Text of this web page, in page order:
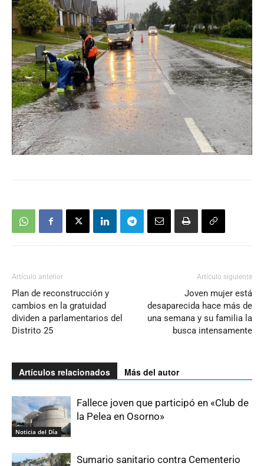
Artículo anterior
Plan de reconstrucción y
cambios en la gratuidad
dividen a parlamentarios del
Distrito 25
Artículo siguiente
Joven mujer está
desaparecida hace más de
una semana y su familia la
busca intensamente
Artículos relacionados Más del autor
Noticia del Día
Fallece joven que participó en «Club de
la Pelea en Osorno»
Sumario sanitario contra Cementerio